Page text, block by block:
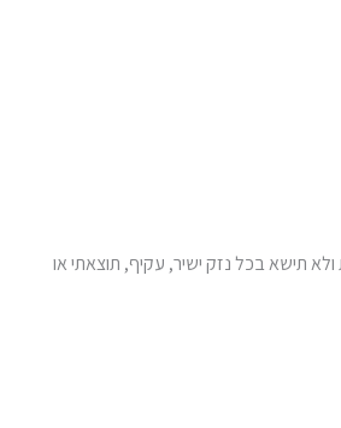
תישא בכל נזק ישיר, עקיף, תוצאתי או